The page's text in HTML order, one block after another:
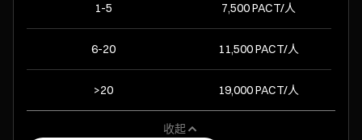
1-5 7,500 PACT/人
6-20 11,500 PACT/人
>20 19,000 PACT/人
收起